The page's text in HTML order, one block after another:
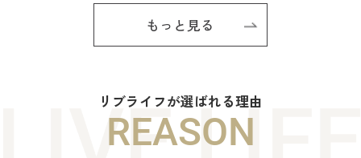
もっと見る
リブライフが選ばれる理由
REASON